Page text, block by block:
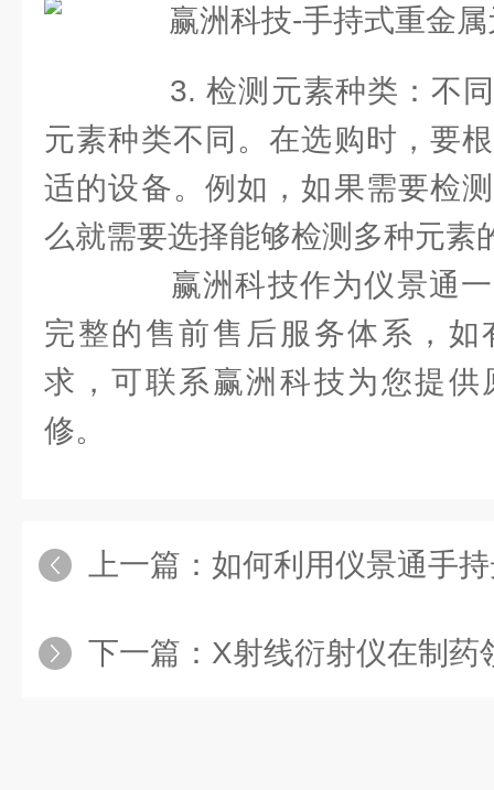
3. 检测元素种类：不同
元素种类不同。在选购时，要
适的设备。例如，如果需要检
么就需要选择能够检测多种元素
赢洲科技作为仪景通一
完整的售前售后服务体系，
求，可联系赢洲科技为您提供
修。
上一篇： 如何利用仪景通手持光
下一篇： X射线衍射仪在制药